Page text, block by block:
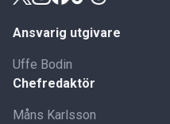
Ansvarig utgivare
Uffe Bodin
Chefredaktör
Måns Karlsson